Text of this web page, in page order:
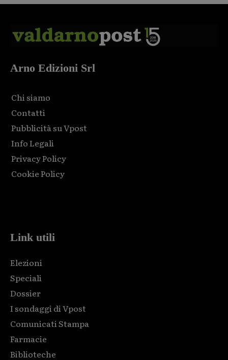
Arno Edizioni Srl
Chi siamo
Contatti
Pubblicità su Vpost
Info Legali
Privacy Policy
Cookie Policy
Link utili
Elezioni
Speciali
Dossier
I sondaggi di Vpost
Comunicati Stampa
Farmacie
Biblioteche